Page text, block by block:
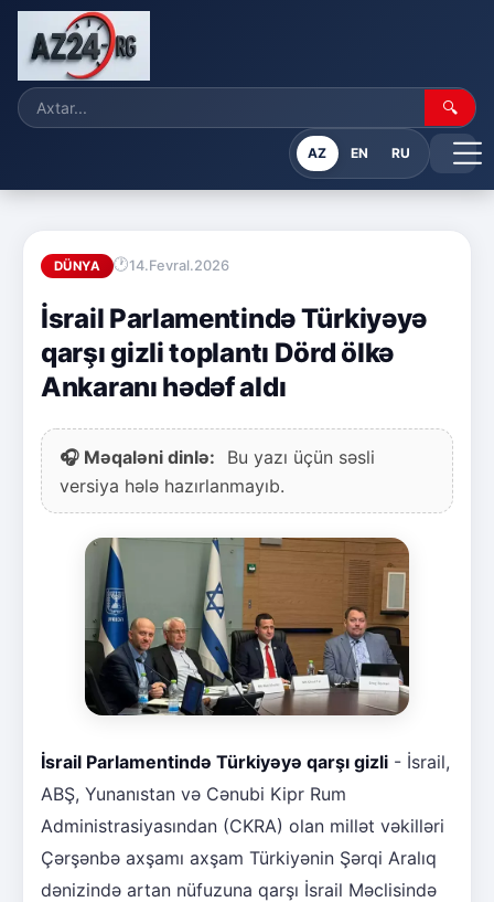
🔍
AZ EN RU
DÜNYA 14.Fevral.2026
İsrail Parlamentində Türkiyəyə
qarşı gizli toplantı Dörd ölkə
Ankaranı hədəf aldı
🎧 Məqaləni dinlə:
Bu yazı üçün səsli
versiya hələ hazırlanmayıb.
İsrail Parlamentində Türkiyəyə qarşı gizli - İsrail,
ABŞ, Yunanıstan və Cənubi Kipr Rum
Administrasiyasından (CKRA) olan millət vəkilləri
Çərşənbə axşamı axşam Türkiyənin Şərqi Aralıq
dənizində artan nüfuzuna qarşı İsrail Məclisində